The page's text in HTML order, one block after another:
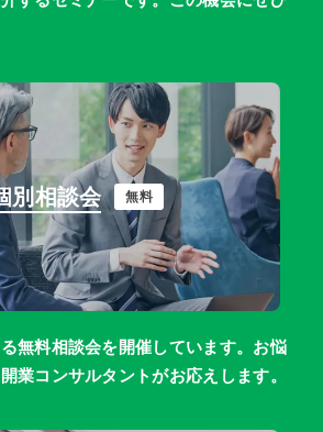
別相談会 無料
無料相談会を開催しています。お悩
業コンサルタントがお応えします。